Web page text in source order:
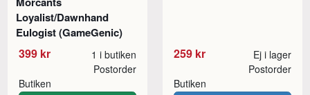
Loyalist/Dawnhand
Eulogist (GameGenic)
399 kr 1 i butiken
Butiken
Postorder
259 kr Ej i lager
Butiken
Postorder